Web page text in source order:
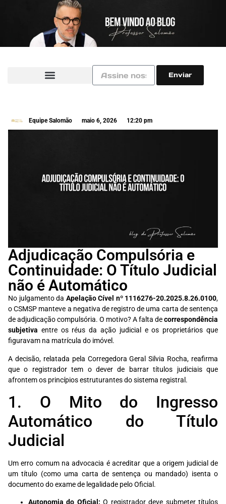
Enviar
Equipe Salomão maio 6, 2026 12:20 pm
Adjudicação Compulsória e
Continuidade: O Título Judicial
não é Automático
No julgamento da Apelação Cível nº 1116276-20.2025.8.26.0100,
o CSMSP manteve a negativa de registro de uma carta de sentença
de adjudicação compulsória. O motivo? A falta decorrespondência
subjetiva entre os réus da ação judicial e os proprietários que
figuravam na matrícula do imóvel.
A decisão, relatada pela Corregedora Geral Silvia Rocha, reafirma
que o registrador tem o dever de barrar títulos judiciais que
afrontem os princípios estruturantes do sistema registral.
1. O Mito do Ingresso
Automático do Título
Judicial
Um erro comum na advocacia é acreditar que a origem judicial de
um título (como uma carta de sentença ou mandado) isenta o
documento do exame de legalidade pelo Oficial.